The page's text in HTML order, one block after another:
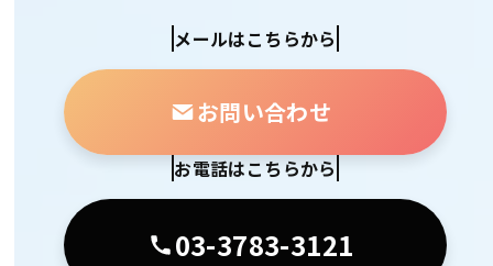
メールはこちらから
お問い合わせ
お電話はこちらから
03-3783-3121